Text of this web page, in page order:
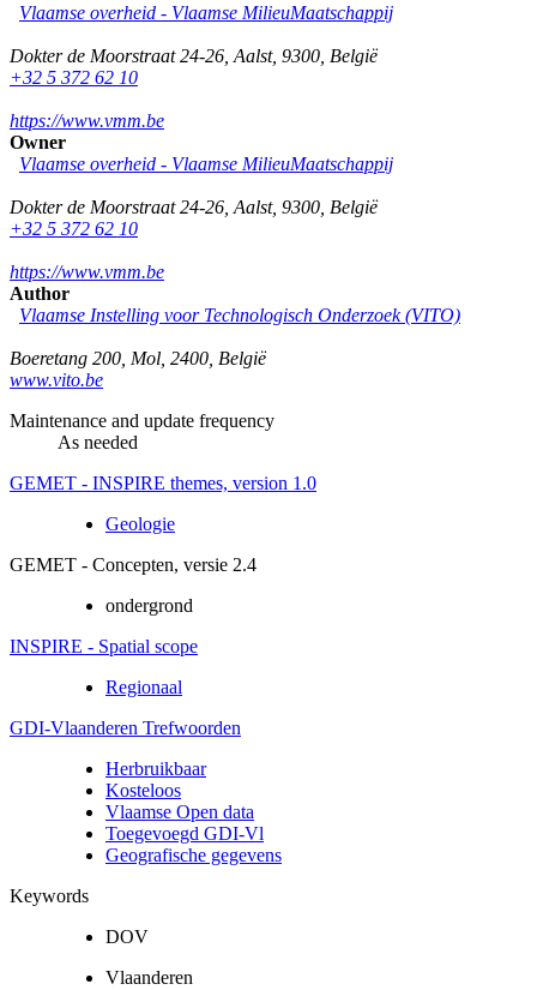
Vlaamse overheid - Vlaamse MilieuMaatschappij
Dokter de Moorstraat 24-26 Aalst, 9300 België
+32 5 372 62 10
https://www.vmm.be
Owner
Vlaamse overheid - Vlaamse MilieuMaatschappij
Dokter de Moorstraat 24-26 Aalst, 9300 België
+32 5 372 62 10
https://www.vmm.be
Author
Vlaamse Instelling voor Technologisch Onderzoek (VITO)
Boeretang 200 Mol 2400 België
www.vito.be
Maintenance and update frequency
As needed
GEMET - INSPIRE themes, version 1.0
Geologie
GEMET - Concepten, versie 2.4
ondergrond
INSPIRE - Spatial scope
Regionaal
GDI-Vlaanderen Trefwoorden
Herbruikbaar
Kosteloos
Vlaamse Open data
Toegevoegd GDI-Vl
Geografische gegevens
Keywords
DOV
Vlaanderen